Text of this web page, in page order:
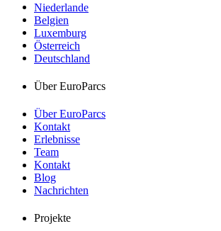
Niederlande
Belgien
Luxemburg
Österreich
Deutschland
Über EuroParcs
Über EuroParcs
Kontakt
Erlebnisse
Team
Kontakt
Blog
Nachrichten
Projekte